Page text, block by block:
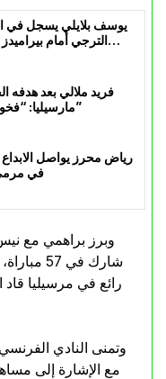
يوسف بلايلي يسجل في
الترجي أمام
فريد ملالي بعد هدفه
مارسيليا: “فخور جدًا بهدفي الرائع”
رياض محرز يواصل
في
وتمنى النادي
مع الإشارة إلى